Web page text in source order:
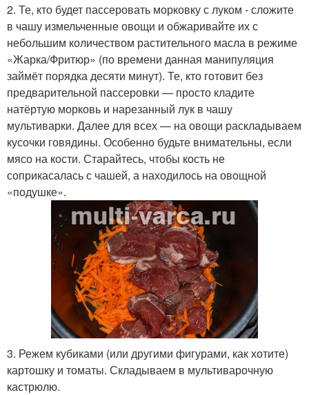
2. Те, кто будет пассеровать морковку с луком - сложите
в чашу измельченные овощи и обжаривайте их с
небольшим количеством растительного масла в режиме
«Жарка/Фритюр» (по времени данная манипуляция
займёт порядка десяти минут). Те, кто готовит без
предварительной пассеровки — просто кладите
натёртую морковь и нарезанный лук в чашу
мультиварки. Далее для всех — на овощи раскладываем
кусочки говядины. Особенно будьте внимательны, если
мясо на кости. Старайтесь, чтобы кость не
соприкасалась с чашей, а находилось на овощной
«подушке».
3. Режем кубиками (или другими фигурами, как хотите)
картошку и томаты. Складываем в мультиварочную
кастрюлю.